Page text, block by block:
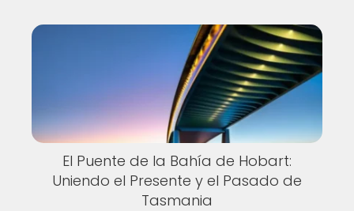
El Puente de la Bahía de Hobart:
Uniendo el Presente y el Pasado de
Tasmania